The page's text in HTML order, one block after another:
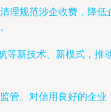
理规范涉企收费，降
新技术、新模式，
管。对信用良好的企